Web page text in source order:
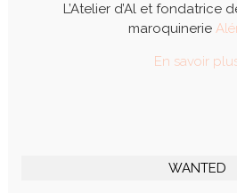
L’Atelier d’Al et fondatrice
maroquinerie
En savoir
WANTED